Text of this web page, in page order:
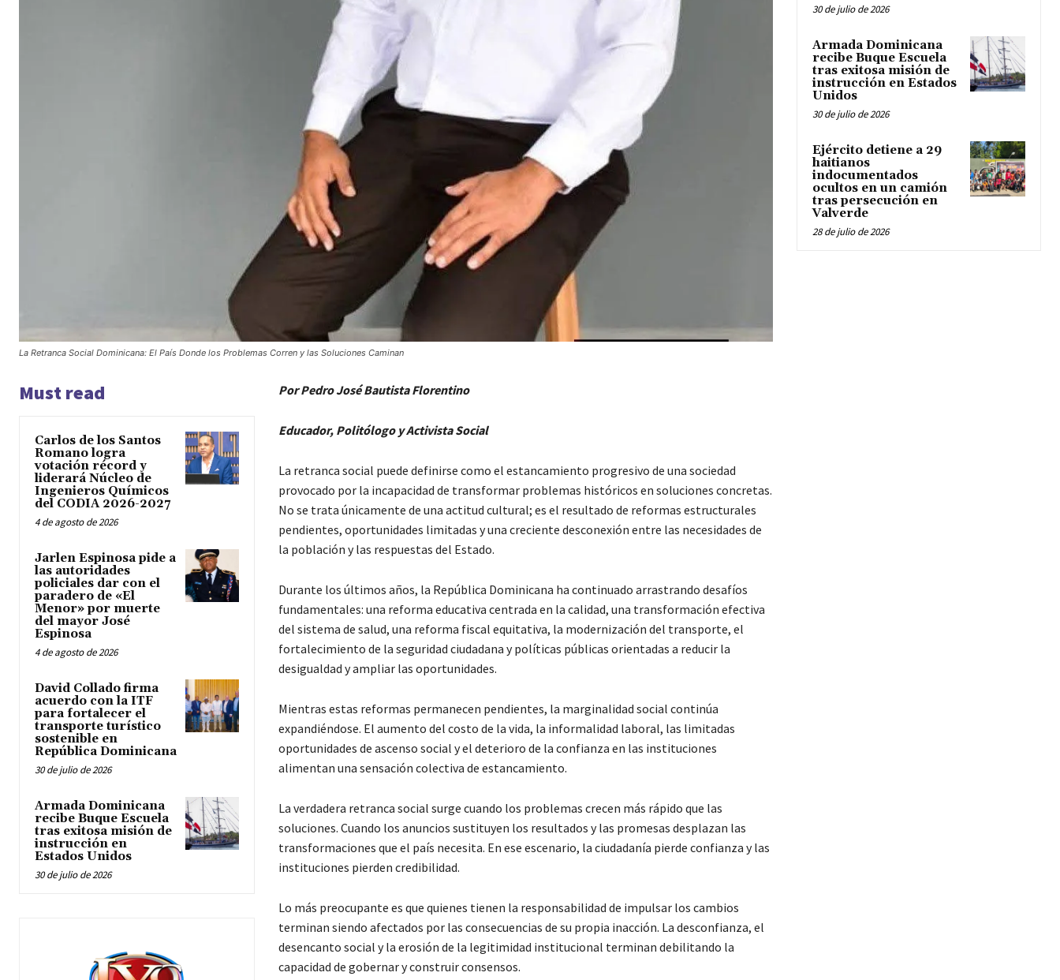
La Retranca Social Dominicana: El País Donde los Problemas Corren y las Soluciones Caminan
Must read
Carlos de los Santos
Romano logra
votación récord y
liderará Núcleo de
Ingenieros Químicos
del CODIA 2026-2027
4 de agosto de 2026
Jarlen Espinosa pide a
las autoridades
policiales dar con el
paradero de «El
Menor» por muerte
del mayor José
Espinosa
4 de agosto de 2026
David Collado firma
acuerdo con la ITF
para fortalecer el
transporte turístico
sostenible en
República Dominicana
30 de julio de 2026
Armada Dominicana
recibe Buque Escuela
tras exitosa misión de
instrucción en
Estados Unidos
30 de julio de 2026
Por Pedro José Bautista Florentino
Educador, Politólogo y Activista Social
La retranca social puede definirse como el estancamiento progresivo de una sociedad
provocado por la incapacidad de transformar problemas históricos en soluciones concretas.
No se trata únicamente de una actitud cultural; es el resultado de reformas estructurales
pendientes, oportunidades limitadas y una creciente desconexión entre las necesidades de
la población y las respuestas del Estado.
Durante los últimos años, la República Dominicana ha continuado arrastrando desafíos
fundamentales: una reforma educativa centrada en la calidad, una transformación efectiva
del sistema de salud, una reforma fiscal equitativa, la modernización del transporte, el
fortalecimiento de la seguridad ciudadana y políticas públicas orientadas a reducir la
desigualdad y ampliar las oportunidades.
Mientras estas reformas permanecen pendientes, la marginalidad social continúa
expandiéndose. El aumento del costo de la vida, la informalidad laboral, las limitadas
oportunidades de ascenso social y el deterioro de la confianza en las instituciones
alimentan una sensación colectiva de estancamiento.
La verdadera retranca social surge cuando los problemas crecen más rápido que las
soluciones. Cuando los anuncios sustituyen los resultados y las promesas desplazan las
transformaciones que el país necesita. En ese escenario, la ciudadanía pierde confianza y las
instituciones pierden credibilidad.
Lo más preocupante es que quienes tienen la responsabilidad de impulsar los cambios
terminan siendo afectados por las consecuencias de su propia inacción. La desconfianza, el
desencanto social y la erosión de la legitimidad institucional terminan debilitando la
capacidad de gobernar y construir consensos.
30 de julio de 2026
Armada Dominicana
recibe Buque Escuela
tras exitosa misión de
instrucción en Estados
Unidos
30 de julio de 2026
Ejército detiene a 29
haitianos
indocumentados
ocultos en un camión
tras persecución en
Valverde
28 de julio de 2026